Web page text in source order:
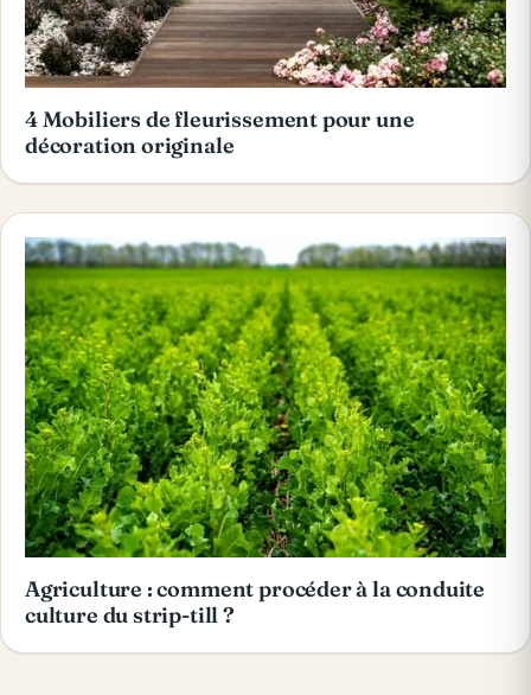
4 Mobiliers de fleurissement pour une
décoration originale
Agriculture : comment procéder à la conduite
culture du strip-till ?